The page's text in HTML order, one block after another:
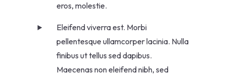
eros, molestie.
Eleifend viverra est. Morbi
pellentesque ullamcorper lacinia. Nulla
finibus ut tellus sed dapibus.
Maecenas non eleifend nibh, sed